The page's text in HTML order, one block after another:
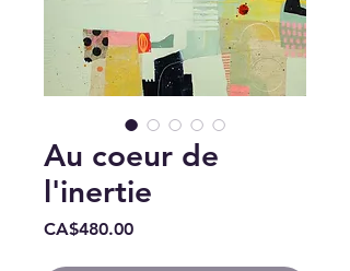
Au coeur de
l'inertie
CA$480.00Price